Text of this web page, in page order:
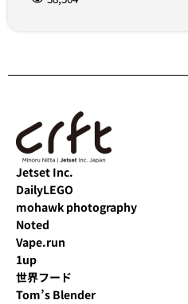
Jetset Inc.
DailyLEGO
mohawk photography
Noted
Vape.run
1up
世界フード
Tom’s Blender